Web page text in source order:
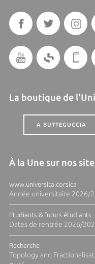
La boutique de
A BUTTEGUCCIA
À la Une sur nos
www.universita.corsica
Année universitaire 2026/
Etudiants & futurs étudiants
Dates de rentrée 2026/
Recherche
Topology and